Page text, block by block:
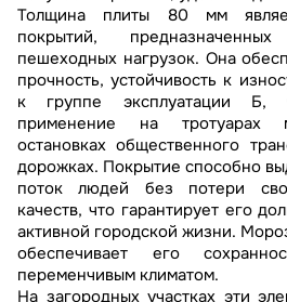
Толщина плиты 80 мм
покрытий,
пешеходных нагрузок. Она
прочность, устойчивость к
к группе эксплуатации Б,
применение на тротуарах
остановках общественного
дорожках. Покрытие способно
поток людей без потери
качеств, что гарантирует его
активной городской жизни.
обеспечивает его
переменчивым климатом.
На загородных участках эти